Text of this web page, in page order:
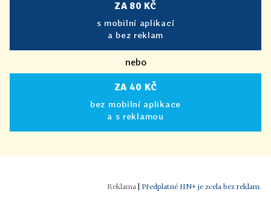
ZA 80 KČ
s mobilní aplikací
a bez reklam
nebo
ZA 40 KČ
bez mobilní aplikace
a s reklamou
Předplatné HN+ je zcela bez reklam.